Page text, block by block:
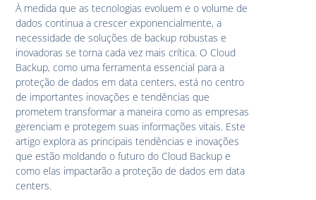
À medida que as tecnologias evoluem e o volume de
dados continua a crescer exponencialmente, a
necessidade de soluções de backup robustas e
inovadoras se torna cada vez mais crítica. O Cloud
Backup, como uma ferramenta essencial para a
proteção de dados em data centers, está no centro
de importantes inovações e tendências que
prometem transformar a maneira como as empresas
gerenciam e protegem suas informações vitais. Este
artigo explora as principais tendências e inovações
que estão moldando o futuro do Cloud Backup e
como elas impactarão a proteção de dados em data
centers.